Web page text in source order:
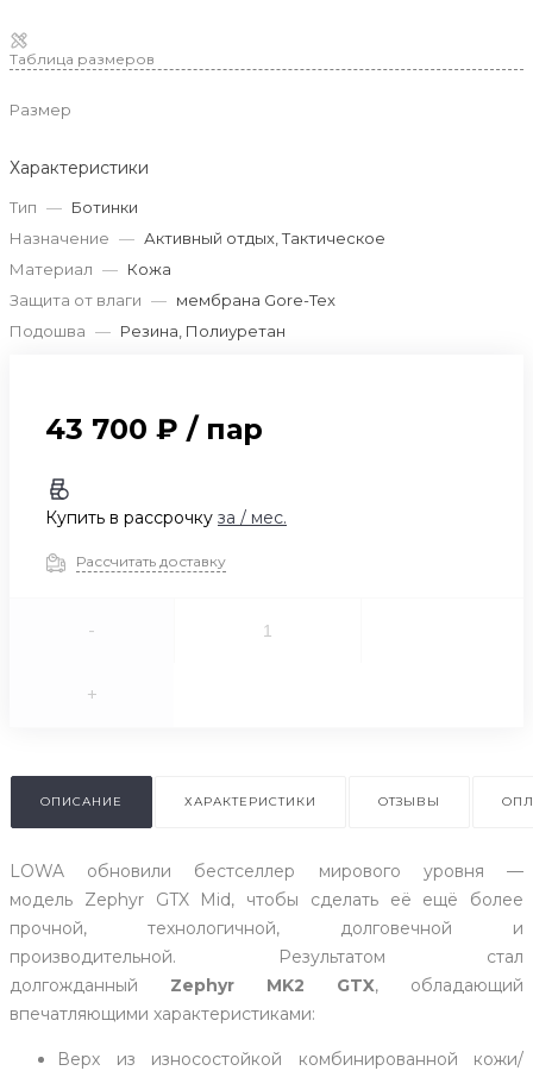
Таблица размеров
Размер
Характеристики
Тип — Ботинки
Назначение — Активный отдых, Тактическое
Материал — Кожа
Защита от влаги — мембрана Gore-Tex
Подошва — Резина, Полиуретан
43 700 ₽ / пар
Купить в рассрочку за / мес.
Рассчитать доставку
-
+
ОПИСАНИЕ ХАРАКТЕРИСТИКИ ОТЗЫВЫ
LOWA обновили бестселлер мирового уровня —
модель Zephyr GTX Mid, чтобы сделать её ещё более
прочной, технологичной, долговечной и
производительной. Результатом стал
долгожданный Zephyr MK2 GTX, обладающий
впечатляющими характеристиками:
Верх из износостойкой комбинированной кожи/